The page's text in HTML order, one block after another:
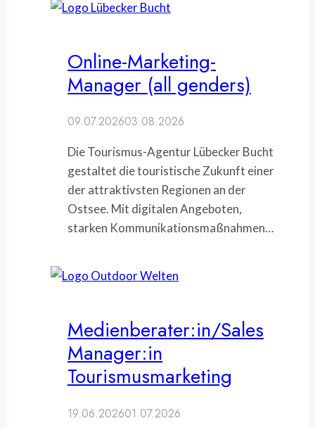
Online-Marketing-
Manager (all genders)
09.07.202603.08.2026
Die Tourismus-Agentur Lübecker Bucht
gestaltet die touristische Zukunft einer
der attraktivsten Regionen an der
Ostsee. Mit digitalen Angeboten,
starken Kommunikationsmaßnahmen…
Medienberater:in/Sales
Manager:in
Tourismusmarketing
19.06.202601.07.2026